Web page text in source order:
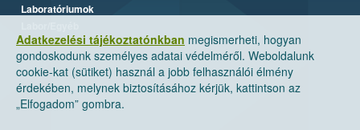
Adatkezelési tájékoztatónkban megismerheti, hogyan
gondoskodunk személyes adatai védelméről. Weboldalunk
cookie-kat (sütiket) használ a jobb felhasználói élmény
érdekében, melynek biztosításához kérjük, kattintson az
„Elfogadom” gombra.
Laboratóriumok